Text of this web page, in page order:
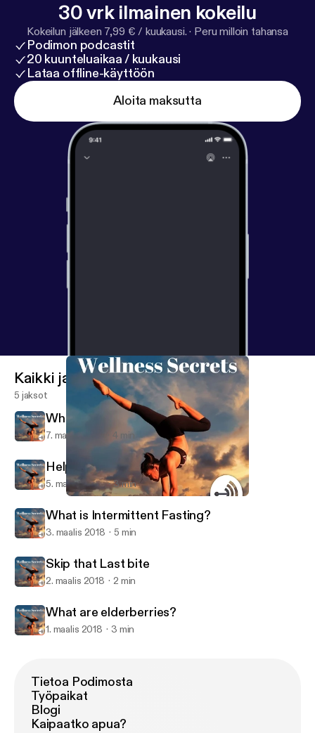
30 vrk ilmainen kokeilu
Kokeilun jälkeen 7,99 € / kuukausi. · Peru milloin tahansa
Podimon podcastit
20 kuunteluaikaa / kuukausi
Lataa offline-käyttöön
Aloita maksutta
Philly Local
Kaikki jaksot
5 jaksot
What is your BMR?
7. maalis 2018 4 min
Helping you fall Asleep
5. maalis 2018 3 min
What is Intermittent Fasting?
3. maalis 2018 5 min
Skip that Last bite
2. maalis 2018 2 min
What are elderberries?
1. maalis 2018 3 min
Tietoa Podimosta
Työpaikat
Blogi
Kaipaatko apua?